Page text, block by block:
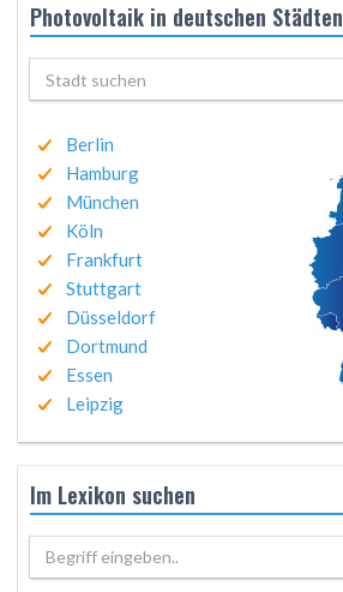
Photovoltaik in deutschen Städten
Berlin
Hamburg
München
Köln
Frankfurt
Stuttgart
Düsseldorf
Dortmund
Essen
Leipzig
Im Lexikon suchen
Begriff eingeben..